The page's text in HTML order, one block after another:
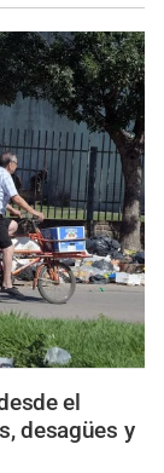
el
desagües y